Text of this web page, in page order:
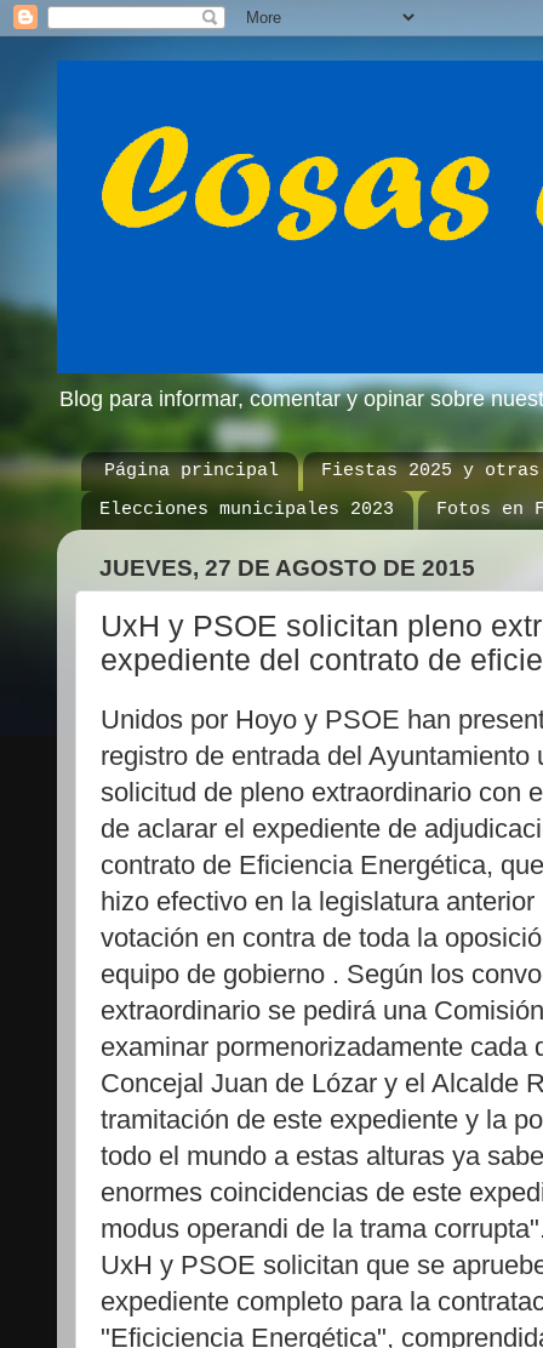
Blog para informar, comentar y opinar sobre
Página principal
Fiestas 2025 y otras
Elecciones municipales 2023
Fotos en
JUEVES, 27 DE AGOSTO DE 2015
UxH y PSOE solicitan pleno
expediente del contrato de
Unidos por Hoyo y PSOE han
registro de entrada del Ayuntamiento
solicitud de pleno extraordinario con
de aclarar el expediente de
contrato de Eficiencia Energética,
hizo efectivo en la legislatura anterior
votación en contra de toda la
equipo de gobierno . Según los
extraordinario se pedirá una
examinar pormenorizadamente cada
Concejal Juan de Lózar y el Alcalde
tramitación de este expediente y la
todo el mundo a estas alturas ya
enormes coincidencias de este
modus operandi de la trama
UxH y PSOE solicitan que se
expediente completo para la
"Eficiciencia Energética",